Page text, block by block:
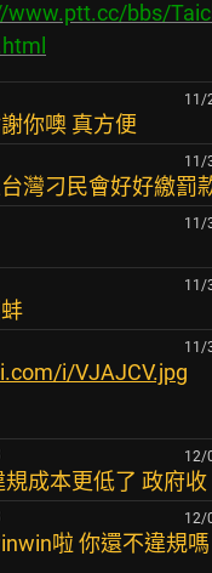
www.ptt.cc/bbs/
11/
你噢 真方便
11/
灣刁民會好好繳罰
11/
11/
11/
i/VJAJCV.jpg
12/
成本更低了 政府收
12/
啦 你還不違規嗎